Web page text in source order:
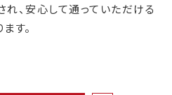
、安心して通っていただける
す。